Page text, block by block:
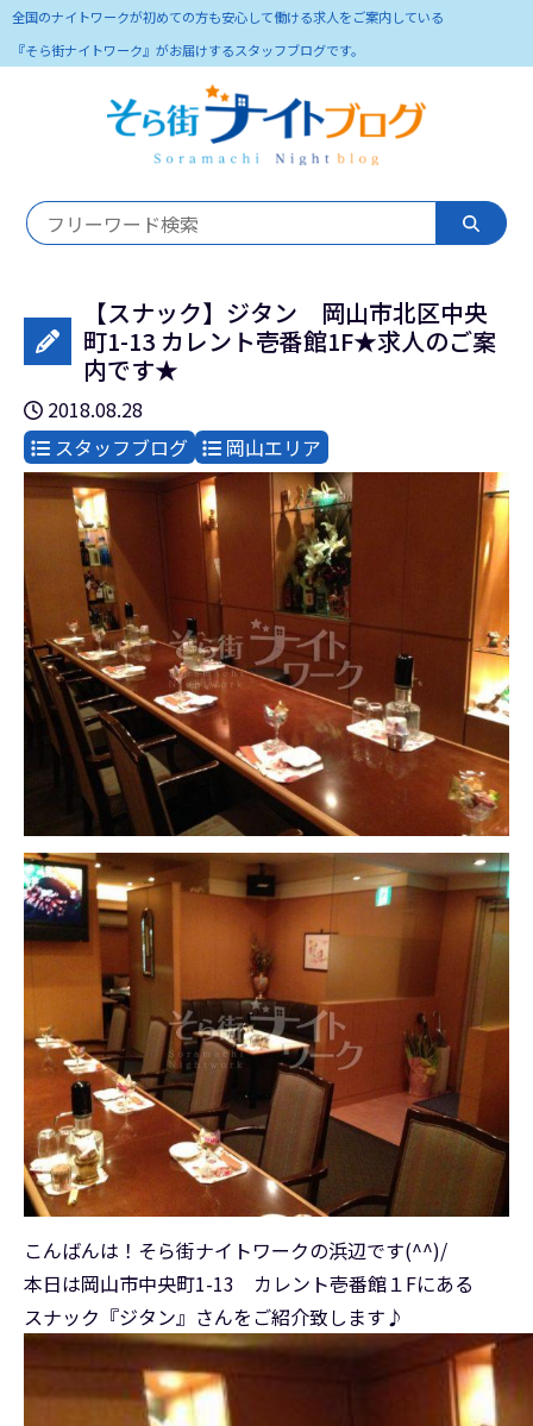
全国のナイトワークが初めての方も安心して働ける求人をご案内している
『そら街ナイトワーク』がお届けするスタッフブログです。
【スナック】ジタン 岡山市北区中央
町1-13 カレント壱番館1F★求人のご案
内です★
2018.08.28
スタッフブログ
岡山エリア
こんばんは！そら街ナイトワークの浜辺です(^^)/
本日は岡山市中央町1-13 カレント壱番館１Fにある
スナック『ジタン』さんをご紹介致します♪